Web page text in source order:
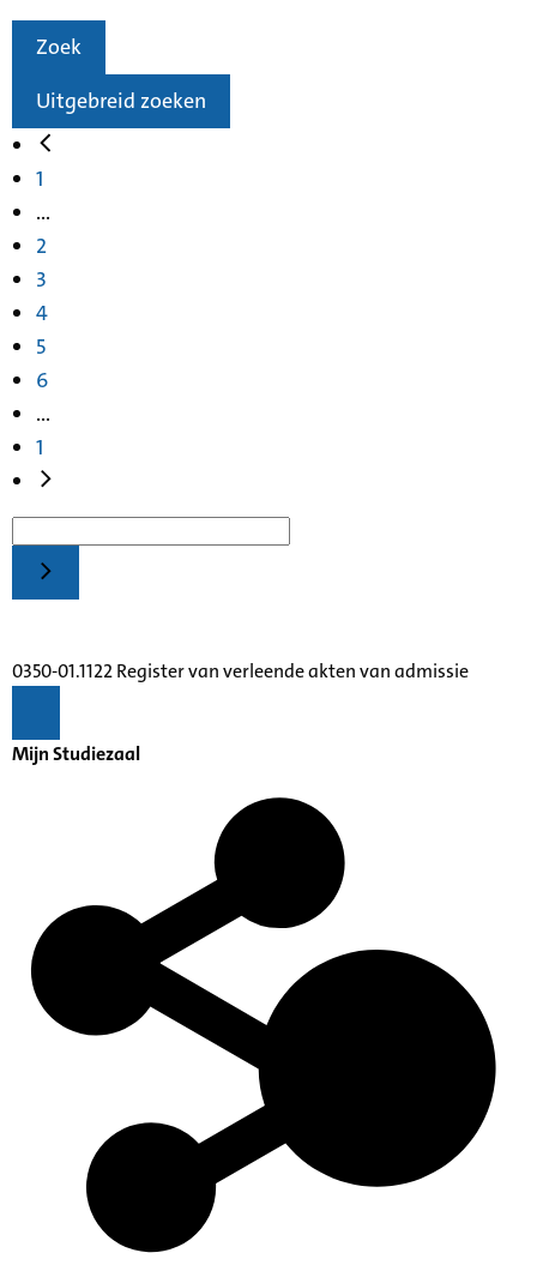
Zoek
Uitgebreid zoeken
1
...
2
3
4
5
6
...
1
0350-01.1122 Register van verleende akten van admissie
Mijn Studiezaal